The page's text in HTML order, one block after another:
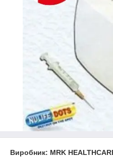
Виробник: MRK